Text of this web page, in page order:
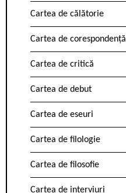
Cartea de călătorie
Cartea de corespondență
Cartea de critică
Cartea de debut
Cartea de eseuri
Cartea de filologie
Cartea de filosofie
Cartea de interviuri